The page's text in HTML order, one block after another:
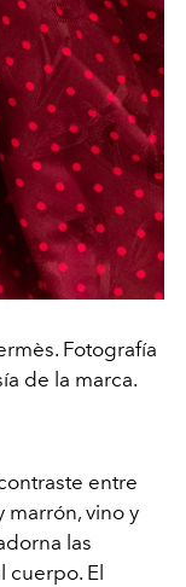
Fotografía
de la marca.
entre
marrón, vino y
las
El